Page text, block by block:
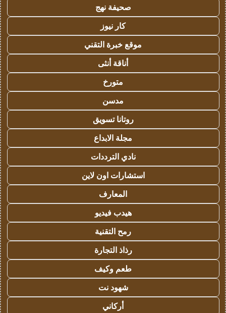
صحيفة نهج
كار نيوز
موقع خبرة التقني
أناقة أنثى
متورخ
مدسن
روتانا تسويق
مجلة الابداع
نادي الترددات
استشارات اون لاين
المعارف
هيدب فيديو
رمح التقنية
رذاذ التجارة
طعم وكيف
شهود نت
أركاني